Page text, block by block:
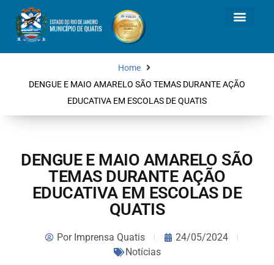
Home
DENGUE E MAIO AMARELO SÃO TEMAS DURANTE AÇÃO
EDUCATIVA EM ESCOLAS DE QUATIS
DENGUE E MAIO AMARELO SÃO
TEMAS DURANTE AÇÃO
EDUCATIVA EM ESCOLAS DE
QUATIS
PorImprensa Quatis
24/05/2024
Notícias